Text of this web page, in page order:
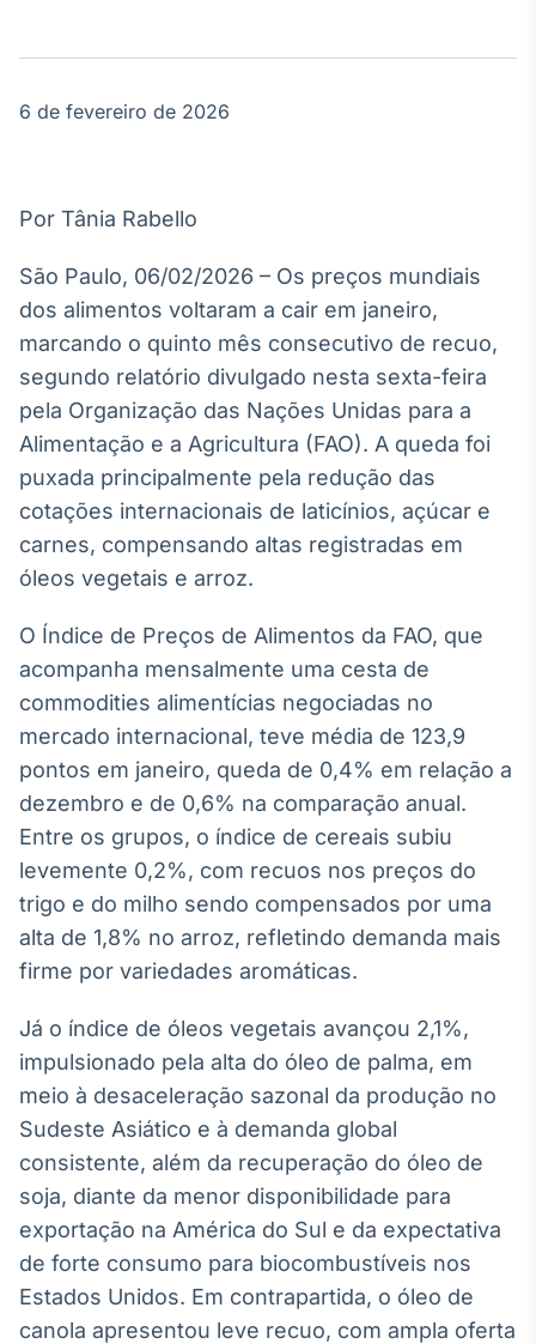
Tudo sobre o
tempo real
Energia
O setor de
energia elétrica
Broadcast
personalizados
Soluções de Dados
e Conteúdos
Broadcast
OTC
negociação de
ativos
Broadcast
Datafeed
APIs para
dados
Broadcast
Ticker
Cotações e
headlines de
notícias
Broadcast
Widgets
Componentes
6 de fevereiro de 2026
Por Tânia Rabello
São Paulo, 06/02/2026 – Os preços mundiais
dos alimentos voltaram a cair em janeiro,
marcando o quinto mês consecutivo de recuo,
segundo relatório divulgado nesta sexta-feira
pela Organização das Nações Unidas para a
Alimentação e a Agricultura (FAO). A queda foi
puxada principalmente pela redução das
cotações internacionais de laticínios, açúcar e
carnes, compensando altas registradas em
óleos vegetais e arroz.
O Índice de Preços de Alimentos da FAO, que
acompanha mensalmente uma cesta de
commodities alimentícias negociadas no
mercado internacional, teve média de 123,9
pontos em janeiro, queda de 0,4% em relação a
dezembro e de 0,6% na comparação anual.
Entre os grupos, o índice de cereais subiu
levemente 0,2%, com recuos nos preços do
trigo e do milho sendo compensados por uma
alta de 1,8% no arroz, refletindo demanda mais
firme por variedades aromáticas.
Já o índice de óleos vegetais avançou 2,1%,
impulsionado pela alta do óleo de palma, em
meio à desaceleração sazonal da produção no
Sudeste Asiático e à demanda global
consistente, além da recuperação do óleo de
soja, diante da menor disponibilidade para
exportação na América do Sul e da expectativa
de forte consumo para biocombustíveis nos
Estados Unidos. Em contrapartida, o óleo de
canola apresentou leve recuo, com ampla oferta